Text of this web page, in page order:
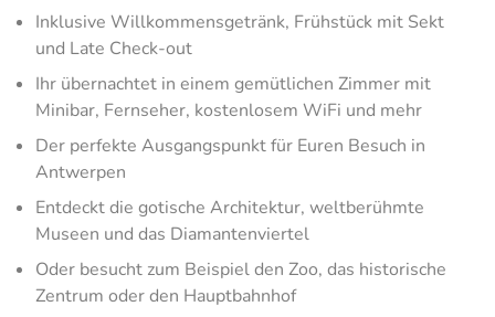
Inklusive Willkommensgetränk, Frühstück mit Sekt
und Late Check-out
Ihr übernachtet in einem gemütlichen Zimmer mit
Minibar, Fernseher, kostenlosem WiFi und mehr
Der perfekte Ausgangspunkt für Euren Besuch in
Antwerpen
Entdeckt die gotische Architektur, weltberühmte
Museen und das Diamantenviertel
Oder besucht zum Beispiel den Zoo, das historische
Zentrum oder den Hauptbahnhof